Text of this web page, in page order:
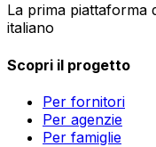
La prima piattaforma
italiano
Scopri il progetto
Per fornitori
Per agenzie
Per famiglie